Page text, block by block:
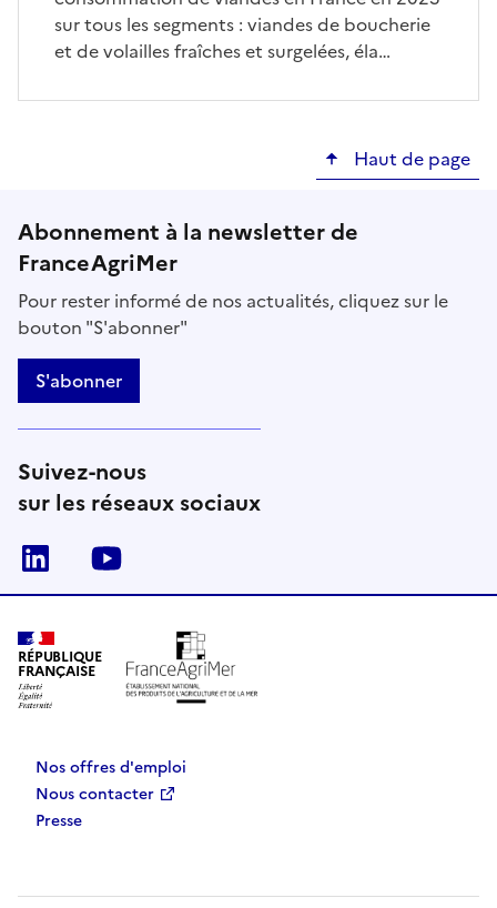
sur tous les segments : viandes de boucherie
et de volailles fraîches et surgelées, éla…
Haut de page
Abonnement à la newsletter de
FranceAgriMer
Pour rester informé de nos actualités, cliquez sur le
bouton "S'abonner"
S'abonner
Suivez-nous
sur les réseaux sociaux
Linkedin
RÉPUBLIQUE
FRANÇAISE
Nos offres d'emploi
Nous contacter
Presse